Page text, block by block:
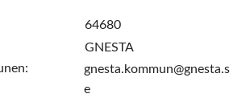
64680
GNESTA
gnesta.kommun@gnesta.s
e